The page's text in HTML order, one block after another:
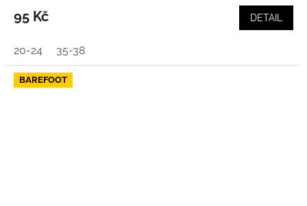
95 Kč DETAIL
20-24 35-38
BAREFOOT